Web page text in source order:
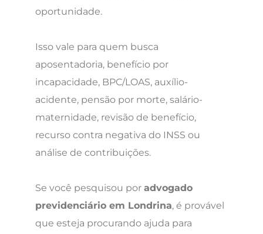
oportunidade.
Isso vale para quem busca
aposentadoria, benefício por
incapacidade, BPC/LOAS, auxílio-
acidente, pensão por morte, salário-
maternidade, revisão de benefício,
recurso contra negativa do INSS ou
análise de contribuições.
Se você pesquisou por advogado
previdenciário em Londrina, é provável
que esteja procurando ajuda para